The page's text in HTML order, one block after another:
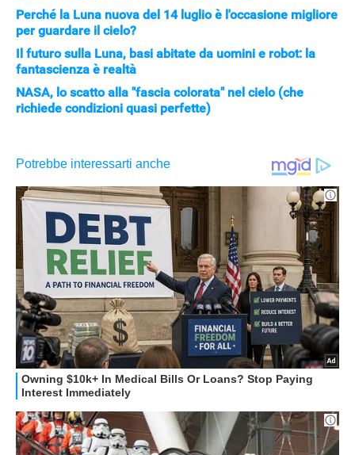
Perché la Luna nuova del 14 luglio è l'occasione migliore
per guardare il cielo?
Il futuro sulla Luna, basi abitate da uomini e robot: la
fantascienza è realtà
NASA, lo scatto alla "fascia colorata" nel cielo (che
richiede condizioni quasi perfette)